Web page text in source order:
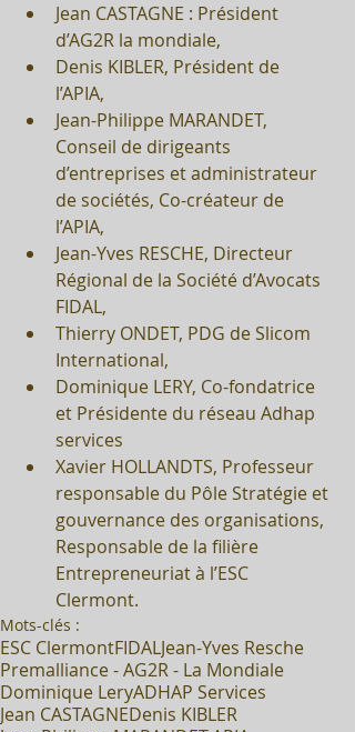
Jean CASTAGNE : Président
d’AG2R la mondiale,
Denis KIBLER, Président de
l’APIA,
Jean-Philippe MARANDET,
Conseil de dirigeants
d’entreprises et administrateur
de sociétés, Co-créateur de
l’APIA,
Jean-Yves RESCHE, Directeur
Régional de la Société d’Avocats
FIDAL,
Thierry ONDET, PDG de Slicom
International,
Dominique LERY, Co-fondatrice
et Présidente du réseau Adhap
services
Xavier HOLLANDTS, Professeur
responsable du Pôle Stratégie et
gouvernance des organisations,
Responsable de la filière
Entrepreneuriat à l’ESC
Clermont.
Mots-clés :
ESC ClermontFIDALJean-Yves Resche
Premalliance - AG2R - La Mondiale
Dominique LeryADHAP Services
Jean CASTAGNEDenis KIBLER